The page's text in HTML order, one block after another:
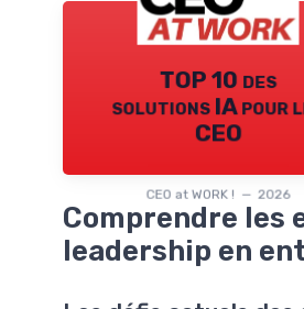
TOP 10 des
solutions IA pour
CEO
CEO at WORK ! — 2026
Comprendre les
leadership en